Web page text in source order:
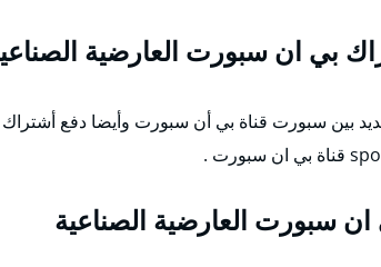
بي ان سبورت العارضية
سبورت العارضية الصناعية